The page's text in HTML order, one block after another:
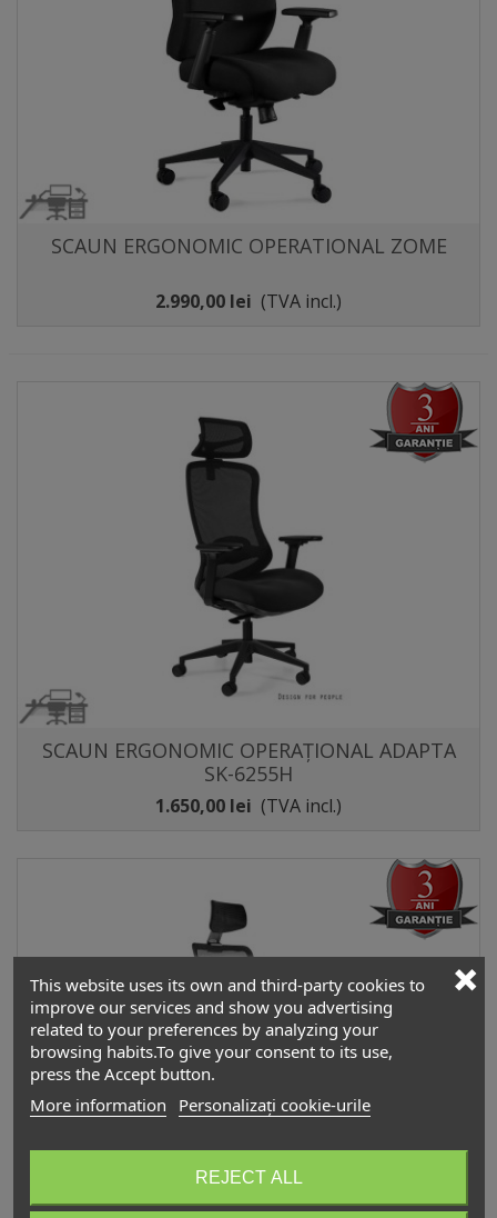
SCAUN ERGONOMIC OPERATIONAL ZOME
2.990,00 lei (TVA incl.)
SCAUN ERGONOMIC OPERAȚIONAL ADAPTA
SK-6255H
1.650,00 lei (TVA incl.)
This website uses its own and third-party cookies to
improve our services and show you advertising
related to your preferences by analyzing your
browsing habits.To give your consent to its use,
press the Accept button.
More information
Personalizați cookie-urile
REJECT ALL